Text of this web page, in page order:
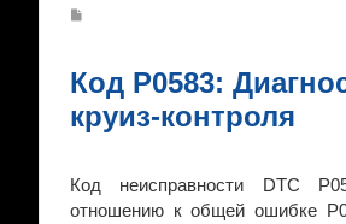
щ
е
и
е
Код P0583:
круиз-контроля
Код неисправности DTC
отношению к общей ошибке